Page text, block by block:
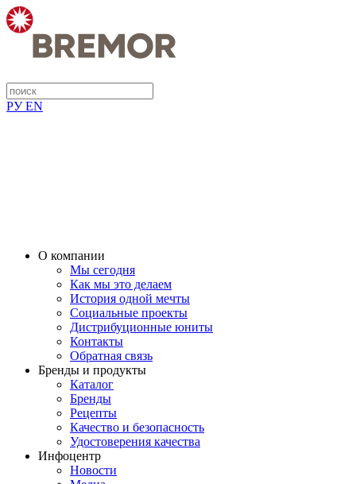
РУ EN
О компании
Мы сегодня
Как мы это делаем
История одной мечты
Социальные проекты
Дистрибуционные юниты
Контакты
Обратная связь
Бренды и продукты
Каталог
Бренды
Рецепты
Качество и безопасность
Удостоверения качества
Инфоцентр
Новости